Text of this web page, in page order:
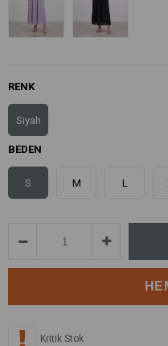
RENK
Siyah
BEDEN
S M L
Kritik Stok